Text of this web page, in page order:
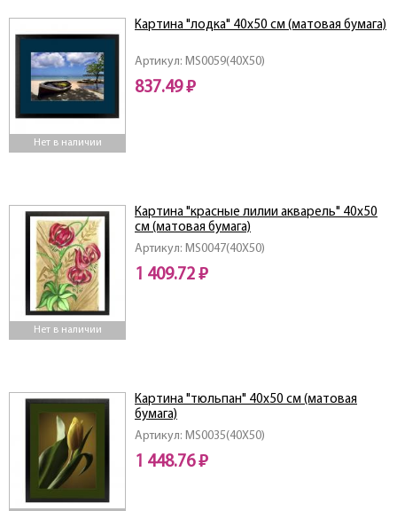
Нет в наличии
Артикул: MS0059(40X50)
Картина "лодка" 40х50 см (матовая бумага)
837.49 ₽
Нет в наличии
Артикул: MS0047(40X50)
Картина "красные лилии акварель" 40х50
см (матовая бумага)
1 409.72 ₽
Артикул: MS0035(40X50)
Картина "тюльпан" 40х50 см (матовая
бумага)
1 448.76 ₽